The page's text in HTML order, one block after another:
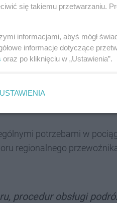
bez Barier”?
ustrońskim amfiteatrze na
jest elementem misji
wszystkich.
potrzebami w
regionalnego
procedur obsługi
się takiemu przetwarzaniu.
informacjami, abyś mógł
informacje dotyczące
oraz po kliknięciu w „Ustawienia”.
USTAWIENIA